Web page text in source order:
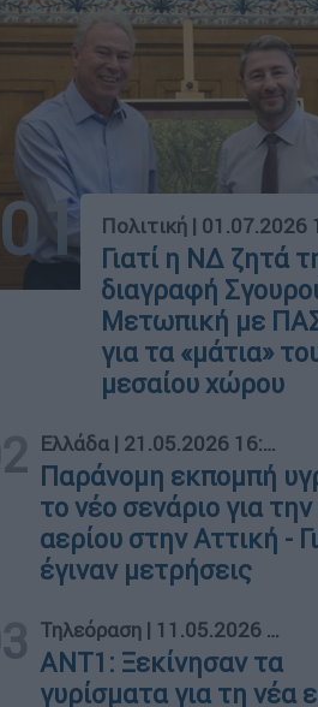
01 Πολιτική | 01.07.2026 16:29
Γιατί η ΝΔ ζητά
διαγραφή
Μετωπική με
για τα «μάτια»
μεσαίου χώρου
Ελλάδα | 21.05.2026 16:09
Παράνομη εκπομπή
το νέο σενάριο για
αερίου στην Αττική -
έγιναν μετρήσεις
Τηλεόραση | 11.05.2026 15:10
ΑΝΤ1: Ξεκίνησαν τα
γυρίσματα για τη νέα